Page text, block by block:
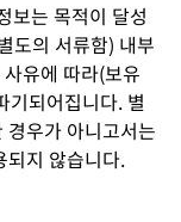
보는 목적이 달성
도의 서류함) 내부
유에 따라(보유
기되어집니다. 별
우가 아니고서는
되지 않습니다.